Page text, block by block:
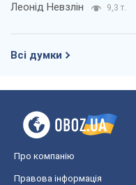
Леонід Невзлін 9,3 т.
Всі думки
Про компанію
Правова інформація